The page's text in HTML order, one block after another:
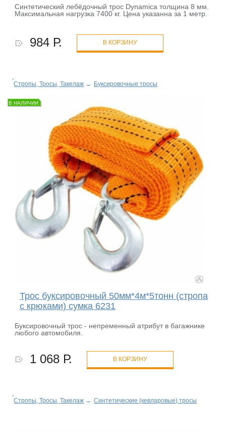
Синтетический лебёдочный трос Dynamica толщина 8 мм.
Максимальная нагрузка 7400 кг. Цена указанна за 1 метр.
984 Р. В КОРЗИНУ
Стропы, Тросы, Такелаж → Буксировочные тросы
В НАЛИЧИИ
Трос буксировочный 50мм*4м*5тонн (стропа
с крюками) сумка 6231
Буксировочный трос - непременный атрибут в багажнике
любого автомобиля.
1 068 Р. В КОРЗИНУ
Стропы, Тросы, Такелаж → Синтетические (кевларовые) тросы